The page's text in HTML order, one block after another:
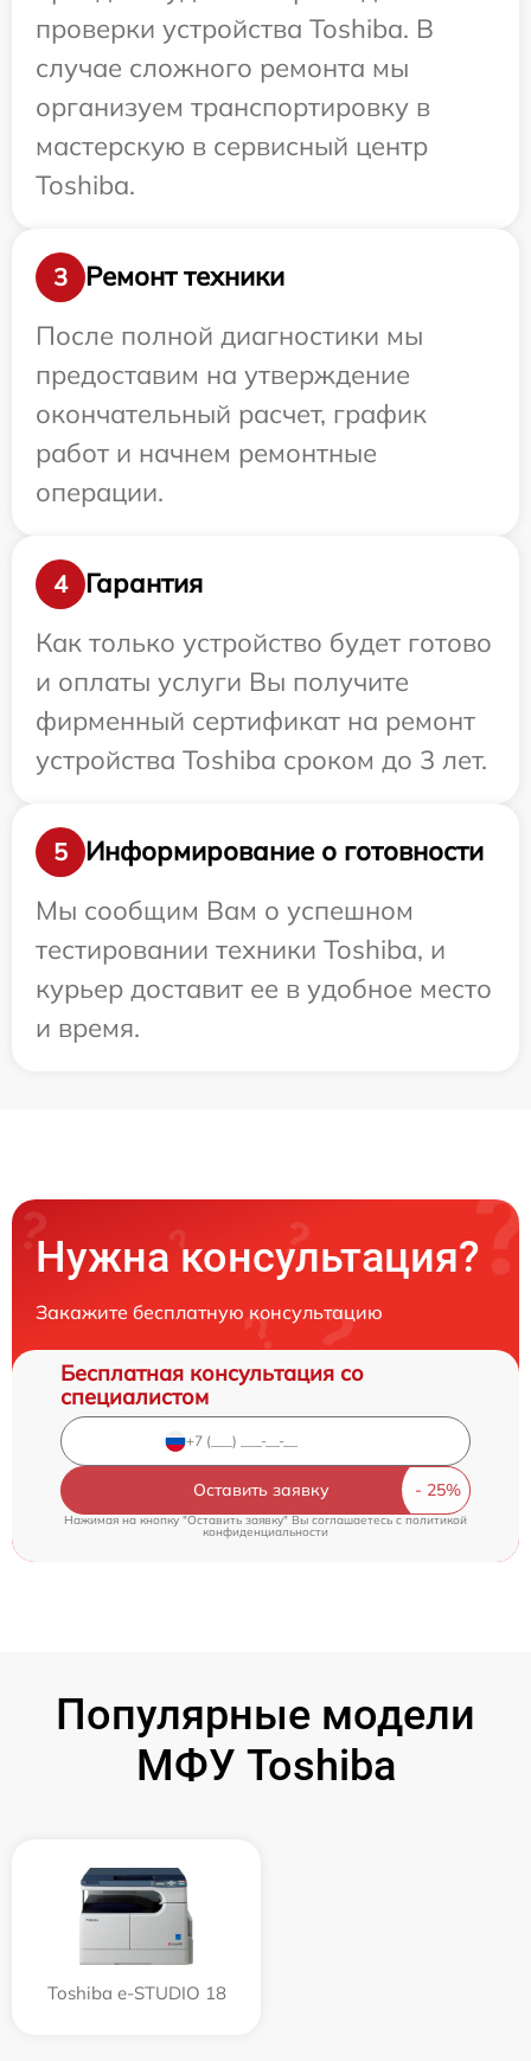
проверки устройства Toshiba. В
случае сложного ремонта мы
организуем транспортировку в
мастерскую в сервисный центр
Toshiba.
3
Ремонт техники
После полной диагностики мы
предоставим на утверждение
окончательный расчет, график
работ и начнем ремонтные
операции.
4
Гарантия
Как только устройство будет готово
и оплаты услуги Вы получите
фирменный сертификат на ремонт
устройства Toshiba сроком до 3 лет.
5
Информирование о готовности
Мы сообщим Вам о успешном
тестировании техники Toshiba, и
курьер доставит ее в удобное место
и время.
Нужна консультация?
Закажите бесплатную консультацию
Бесплатная консультация со
специалистом
Оставить заявку
Нажимая на кнопку "Оставить заявку" Вы соглашаетесь cполитикой
конфиденциальности
Популярные модели
МФУ Toshiba
Toshiba e-STUDIO 18